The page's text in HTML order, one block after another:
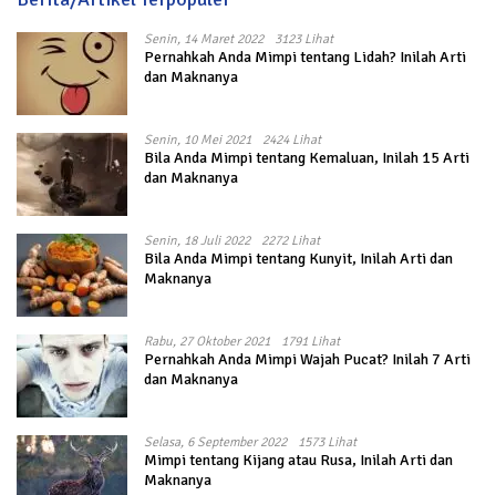
Senin, 14 Maret 2022 3123 Lihat
Pernahkah Anda Mimpi tentang Lidah? Inilah Arti
dan Maknanya
Senin, 10 Mei 2021 2424 Lihat
Bila Anda Mimpi tentang Kemaluan, Inilah 15 Arti
dan Maknanya
Senin, 18 Juli 2022 2272 Lihat
Bila Anda Mimpi tentang Kunyit, Inilah Arti dan
Maknanya
Rabu, 27 Oktober 2021 1791 Lihat
Pernahkah Anda Mimpi Wajah Pucat? Inilah 7 Arti
dan Maknanya
Selasa, 6 September 2022 1573 Lihat
Mimpi tentang Kijang atau Rusa, Inilah Arti dan
Maknanya